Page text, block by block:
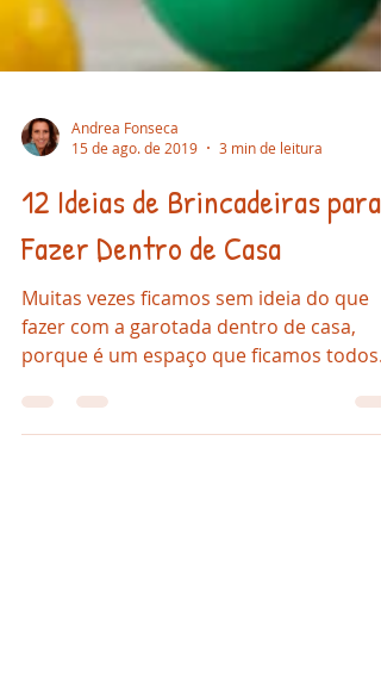
Andrea Fonseca
15 de ago. de 2019
3 min de leitura
12 Ideias de Brincadeiras para
Fazer Dentro de Casa
Muitas vezes ficamos sem ideia do que